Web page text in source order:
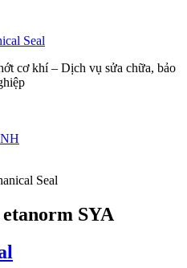
Seal
cơ khí – Dịch vụ sửa chữa, bảo
SYA